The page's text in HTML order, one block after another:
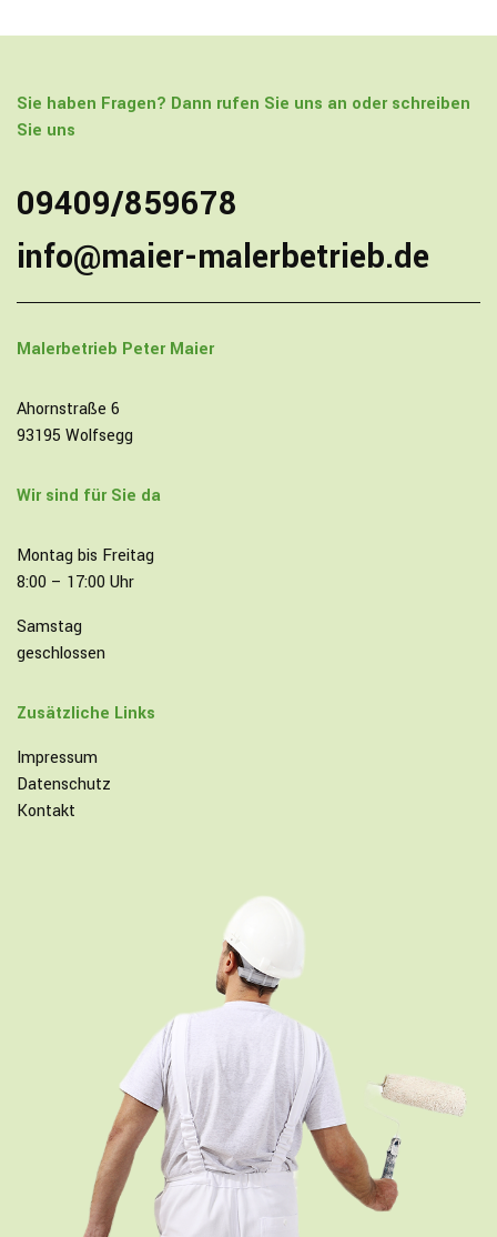
Sie haben Fragen? Dann rufen Sie uns an oder schreiben
Sie uns
09409/859678
info@maier-malerbetrieb.de
Malerbetrieb Peter Maier
Ahornstraße 6
93195 Wolfsegg
Wir sind für Sie da
Montag bis Freitag
8:00 – 17:00 Uhr
Samstag
geschlossen
Zusätzliche Links
Impressum
Datenschutz
Kontakt